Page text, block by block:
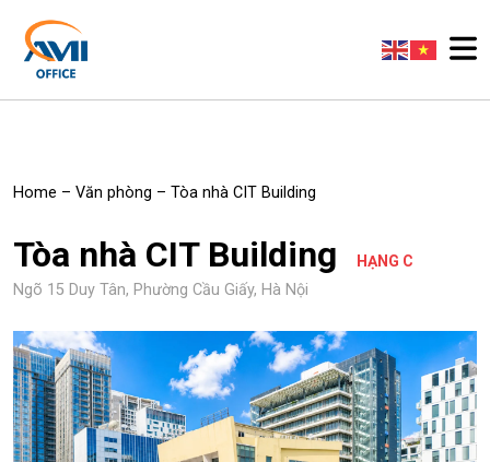
Home – Văn phòng – Tòa nhà CIT Building
Tòa nhà CIT Building HẠNG C
Ngõ 15 Duy Tân, Phường Cầu Giấy, Hà Nội